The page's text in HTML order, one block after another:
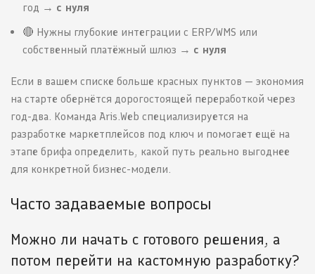
год → с нуля
🔴 Нужны глубокие интеграции с ERP/WMS или
собственный платёжный шлюз → с нуля
Если в вашем списке больше красных пунктов — экономия
на старте обернётся дорогостоящей переработкой через
год-два. Команда Aris.Web специализируется на
разработке маркетплейсов под ключ и помогает ещё на
этапе брифа определить, какой путь реально выгоднее
для конкретной бизнес-модели.
Часто задаваемые вопросы
Можно ли начать с готового решения, а
потом перейти на кастомную разработку?